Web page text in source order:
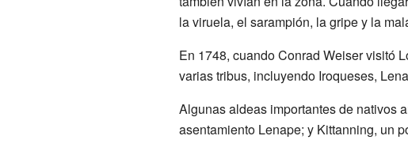
la viruela, el sarampión, la gripe y la
En 1748, cuando Conrad Weiser visitó
varias tribus, incluyendo Iroqueses,
Algunas aldeas importantes de nativos
asentamiento Lenape; y Kittanning, un